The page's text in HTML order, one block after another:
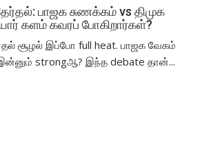
பாஜக சுணக்கம் vs திமுக
களம் கவரப் போகிறார்கள்?
சூழல் இப்போ full heat. பாஜக வேகம்
இன்னும் strongஆ? இந்த debate தான்...